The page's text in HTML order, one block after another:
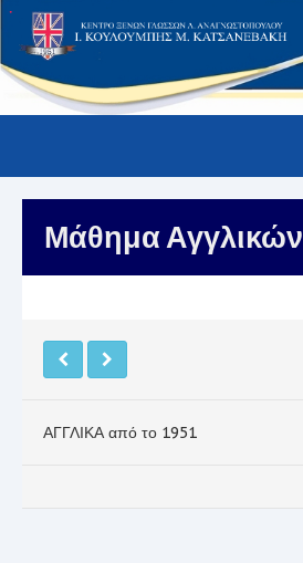
Μάθημα Αγγλικών
ΑΓΓΛΙΚΑ από το 1951